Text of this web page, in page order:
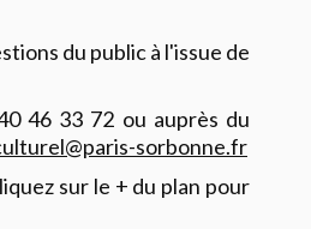
du public à l'issue de
46 33 72 ou auprès du
sorbonne.fr
sur le + du plan pour